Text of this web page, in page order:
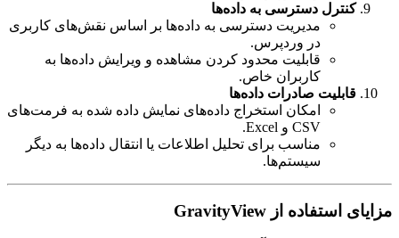
کنترل دسترسی به داده‌ها
مدیریت دسترسی به داده‌ها بر اساس نقش‌های کاربری
در وردپرس.
قابلیت محدود کردن مشاهده و ویرایش داده‌ها به
کاربران خاص.
قابلیت صادرات داده‌ها
امکان استخراج داده‌های نمایش داده شده به فرمت‌های
CSV و Excel.
مناسب برای تحلیل اطلاعات یا انتقال داده‌ها به دیگر
سیستم‌ها.
مزایای استفاده از GravityView